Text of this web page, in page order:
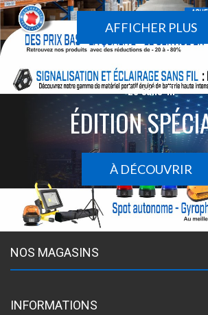
AFFICHER PLUS
Le sans-fil
ÉDITION
À DÉCOUVRIR
NOS MAGASINS
INFORMATIONS